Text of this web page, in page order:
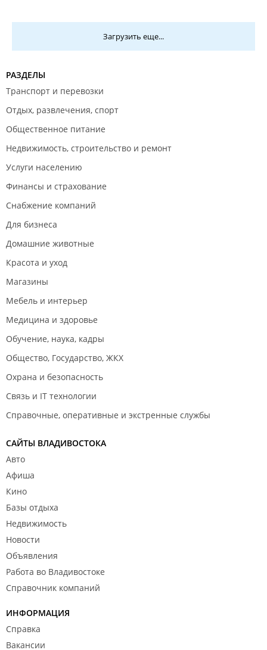
Загрузить еще...
РАЗДЕЛЫ
Транспорт и перевозки
Отдых, развлечения, спорт
Общественное питание
Недвижимость, строительство и ремонт
Услуги населению
Финансы и страхование
Снабжение компаний
Для бизнеса
Домашние животные
Красота и уход
Магазины
Мебель и интерьер
Медицина и здоровье
Обучение, наука, кадры
Общество, Государство, ЖКХ
Охрана и безопасность
Связь и IT технологии
Справочные, оперативные и экстренные службы
САЙТЫ ВЛАДИВОСТОКА
Авто
Афиша
Кино
Базы отдыха
Недвижимость
Новости
Объявления
Работа во Владивостоке
Справочник компаний
ИНФОРМАЦИЯ
Справка
Вакансии